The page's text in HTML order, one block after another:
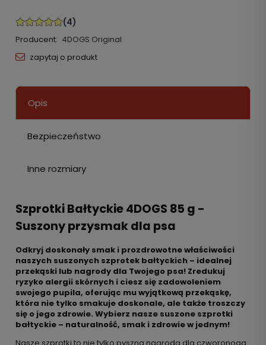
Producent: 4DOGS Original
zapytaj o produkt
Opis
Bezpieczeństwo
Inne rozmiary
Szprotki Bałtyckie 4DOGS 85 g -
Suszony przysmak dla psa
Odkryj doskonały smak i prozdrowotne właściwości
naszych suszonych szprotek bałtyckich – idealnej
przekąski lub nagrody dla Twojego psa! Zredukuj
ryzyko alergii skórnych i ciesz się zadowoleniem
swojego pupila, oferując mu wyjątkową przekąskę,
która nie tylko smakuje doskonale, ale także troszczy
się o jego zdrowie. Wybierz nasze suszone szprotki
bałtyckie – naturalność, smak i zdrowie w jednym!
Nasze szprotki to nie tylko pyszna nagroda dla czworonoga.